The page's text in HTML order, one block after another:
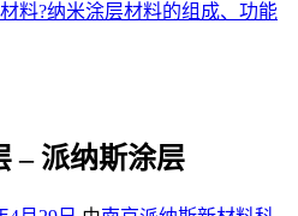
料?纳米涂层材料的组成、功能
– 派纳斯涂层